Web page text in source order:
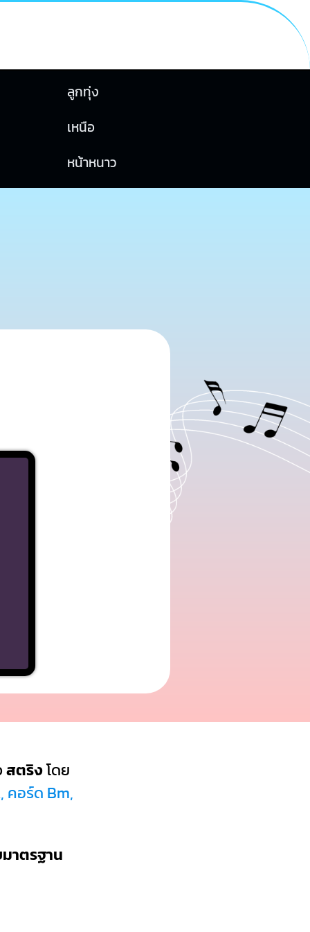
ลูกทุ่ง
เหนือ
หน้าหนาว
สตริงโดย
คอร์ด Bm,
าตรฐาน